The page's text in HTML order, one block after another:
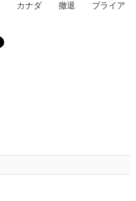
ト カナダ 撤退 ブライア